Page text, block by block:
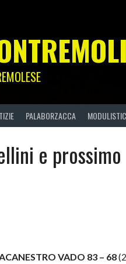
PALABORZACCA
e
VADO 83 – 68